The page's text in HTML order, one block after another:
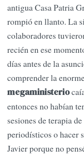
antigua Casa Patria
rompió en llanto. La
colaboradores
recién en ese
días antes de la
comprender la
megaministerio
entonces no habían
sesiones de terapia
periodísticos o hacer
Javier porque no